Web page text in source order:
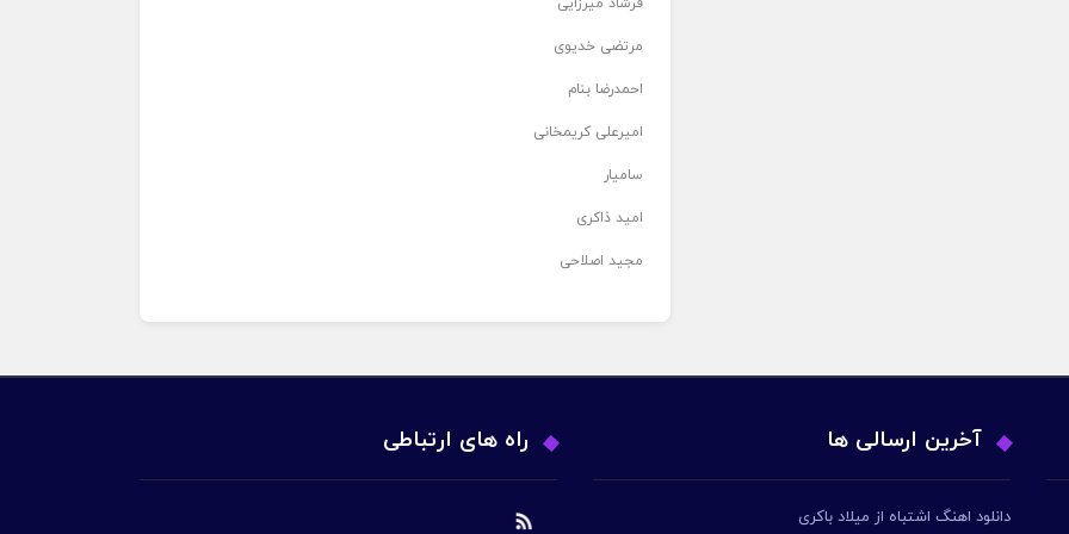
مرتضی خدیوی
احمدرضا بنام
امیرعلی کریمخانی
سامیار
امید ذاکری
مجید اصلاحی
آخرین ارسالی ها
دانلود اهنگ اشتباه از میلاد باکری
راه های ارتباطی